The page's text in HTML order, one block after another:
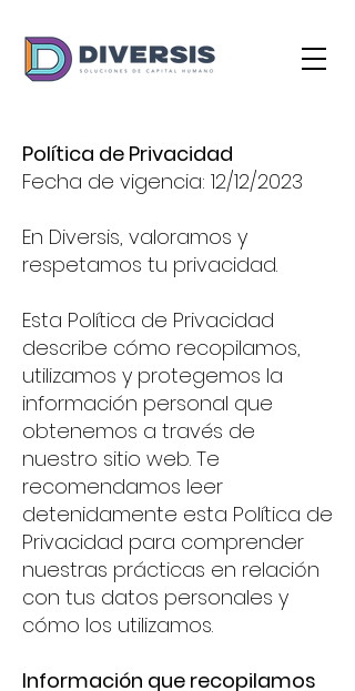
Política de Privacidad
Fecha de vigencia: 12/12/2023
En Diversis, valoramos y
respetamos tu privacidad.
Esta Política de Privacidad
describe cómo recopilamos,
utilizamos y protegemos la
información personal que
obtenemos a través de
nuestro sitio web. Te
recomendamos leer
detenidamente esta Política de
Privacidad para comprender
nuestras prácticas en relación
con tus datos personales y
cómo los utilizamos.
Información que recopilamos